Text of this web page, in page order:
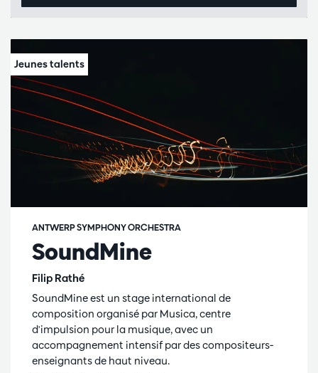
SoundMine
Filip Rathé
ANTWERP SYMPHONY ORCHESTRA
SoundMine est un stage international de
composition organisé par Musica, centre
d'impulsion pour la musique, avec un
accompagnement intensif par des compositeurs-
enseignants de haut niveau.